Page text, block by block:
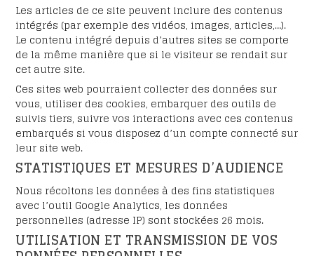
Les articles de ce site peuvent inclure des contenus
intégrés (par exemple des vidéos, images, articles,…).
Le contenu intégré depuis d’autres sites se comporte
de la même manière que si le visiteur se rendait sur
cet autre site.
Ces sites web pourraient collecter des données sur
vous, utiliser des cookies, embarquer des outils de
suivis tiers, suivre vos interactions avec ces contenus
embarqués si vous disposez d’un compte connecté sur
leur site web.
STATISTIQUES ET MESURES D’AUDIENCE
Nous récoltons les données à des fins statistiques
avec l’outil Google Analytics, les données
personnelles (adresse IP) sont stockées 26 mois.
UTILISATION ET TRANSMISSION DE VOS